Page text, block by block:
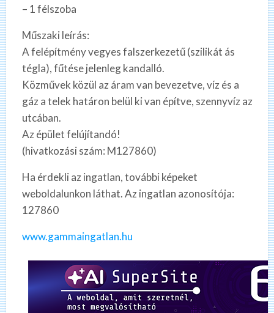
– 1 félszoba
Műszaki leírás:
A felépítmény vegyes falszerkezetű (szilikát ás
tégla), fűtése jelenleg kandalló.
Közművek közül az áram van bevezetve, víz és a
gáz a telek határon belül ki van építve, szennyvíz az
utcában.
Az épület felújítandó!
(hivatkozási szám: M127860)
Ha érdekli az ingatlan, további képeket
weboldalunkon láthat. Az ingatlan azonosítója:
127860
www.gammaingatlan.hu